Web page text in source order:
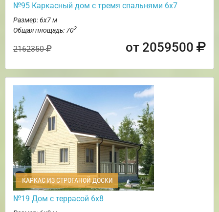
№95 Каркасный дом с тремя спальнями 6х7
Размер: 6х7 м
Общая площадь: 702
2162350 от 2059500
КАРКАС ИЗ СТРОГАНОЙ ДОСКИ
№19 Дом с террасой 6х8